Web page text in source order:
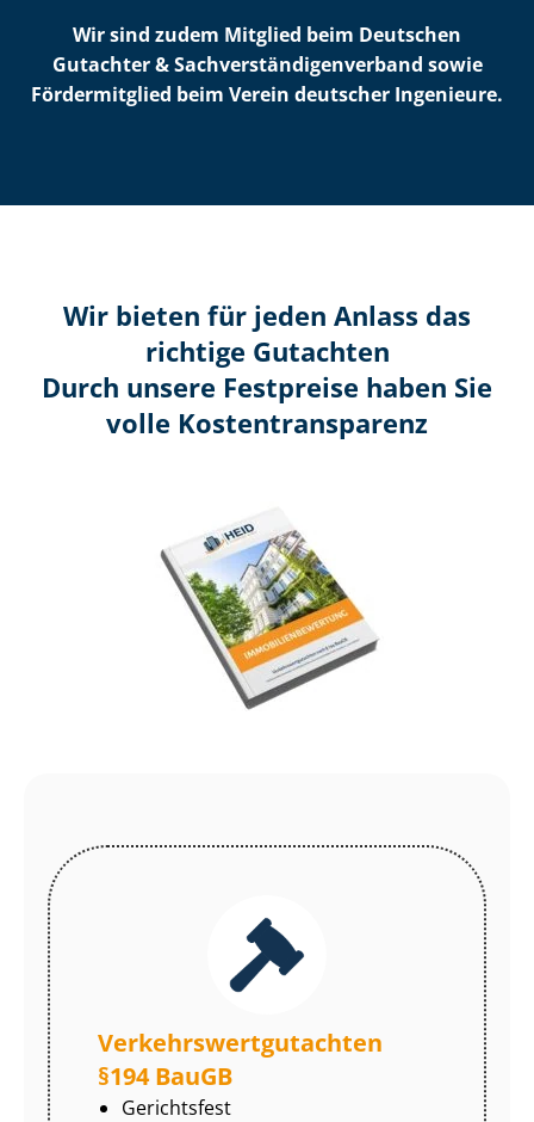
Wir sind zudem Mitglied beim Deutschen
Gutachter & Sach­ver­stän­di­gen­ver­band sowie
Fördermitglied beim Verein deutscher Ingenieure.
Wir bieten für jeden Anlass das
richtige Gutachten
Durch unsere Festpreise haben Sie
volle Kosten­transparenz
Ver­kehrs­wert­gut­ach­ten
§194 BauGB
Gerichtsfest